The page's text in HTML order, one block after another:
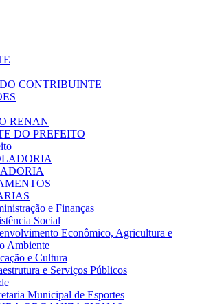
CONTRIBUINTE
RENAN
DO PREFEITO
e Finanças
Social
Econômico, Agricultura e
Ambiente
e Cultura
e Serviços Públicos
Municipal de Esportes